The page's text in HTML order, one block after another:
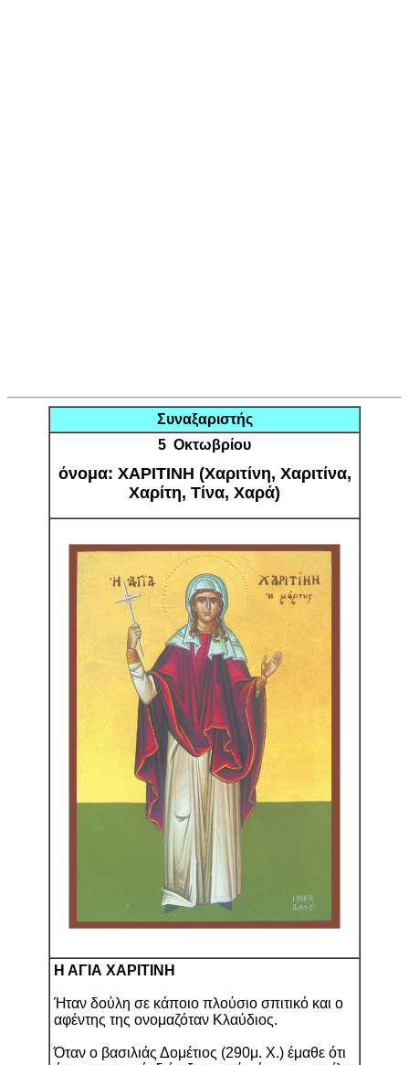
Συναξαριστής
5 Οκτωβρίου
όνομα: ΧΑΡΙΤΙΝΗ (Χαριτίνη, Χαριτίνα,
Χαρίτη, Τίνα, Χαρά)
Η ΑΓΙΑ ΧΑΡΙΤΙΝΗ
Ήταν δούλη σε κάποιο πλούσιο σπιτικό και ο
αφέντης της ονομαζόταν Κλαύδιος.
Όταν ο βασιλιάς Δομέτιος (290μ. Χ.) έμαθε ότι